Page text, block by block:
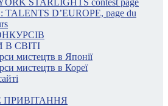
STARLIGHTS contest page
TALENTS D’EUROPE, page du
СВІТІ
мистецтв в Японії
мистецтв в Кореї
ПРИВІТАННЯ